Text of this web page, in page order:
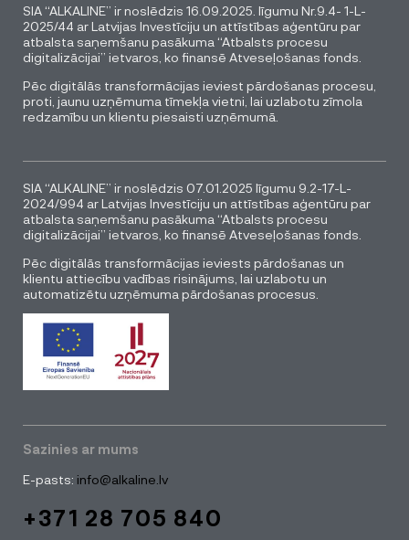
SIA “ALKALINE” ir noslēdzis 16.09.2025. līgumu Nr.9.4- 1-L-
2025/44 ar Latvijas Investīciju un attīstības aģentūru par
atbalsta saņemšanu pasākuma “Atbalsts procesu
digitalizācijai” ietvaros, ko finansē Atveseļošanas fonds.
Pēc digitālās transformācijas ieviest pārdošanas procesu,
proti, jaunu uzņēmuma tīmekļa vietni, lai uzlabotu zīmola
redzamību un klientu piesaisti uzņēmumā.
SIA “ALKALINE” ir noslēdzis 07.01.2025 līgumu 9.2-17-L-
2024/994 ar Latvijas Investīciju un attīstības aģentūru par
atbalsta saņemšanu pasākuma “Atbalsts procesu
digitalizācijai” ietvaros, ko finansē Atveseļošanas fonds.
Pēc digitālās transformācijas ieviests pārdošanas un
klientu attiecību vadības risinājums, lai uzlabotu un
automatizētu uzņēmuma pārdošanas procesus.
Sazinies ar mums
E-pasts: info@alkaline.lv
+371 28 705 840